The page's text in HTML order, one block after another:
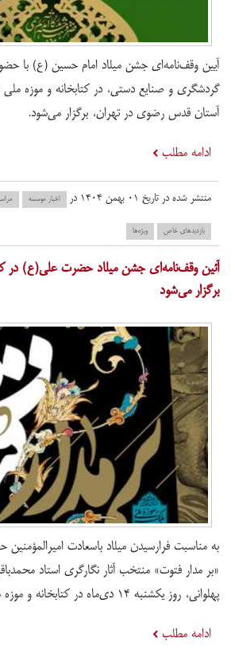
آیین وقف‌نامه‌ای جشن میلاد امام حسین (ع) با
گردشگری و صنایع‌ دستی، در کتابخانه و موزه
آستان قدس رضوی در تهران، برگزار می‌شود.
ادامه مطلب
منتشر شده در تاریخ ۰۱ بهمن ۱۴۰۴ در اخبار موسسه
بازدید‌های خاص ویژه‌ها
آئین وقف‌نامه‌ای جشن میلاد حضرت علی(ع) در
برگزار می‌شود
به مناسبت فرارسیدن میلاد باسعادت
«بر مدار فتوت» منتخب آثار نگارگری استاد
پهلوانی، روز یکشنبه ۱۴ دی‌ماه در کتابخانه و موزه ملی ملک برگزار می‌شود.
ادامه مطلب